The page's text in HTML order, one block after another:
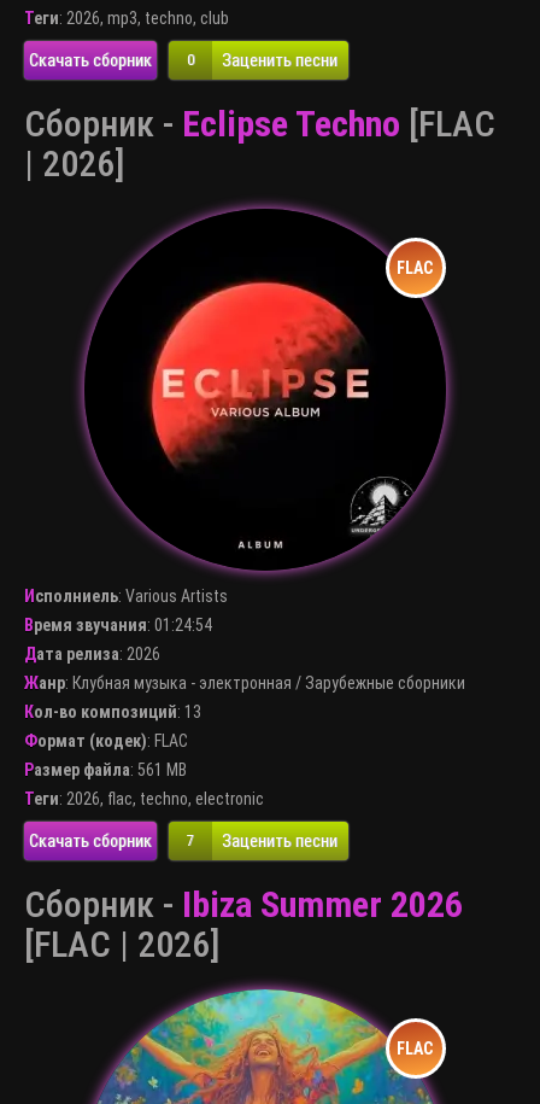
Теги: 2026, mp3, techno, club
Скачать сборник 0 Заценить песни
Сборник - Eclipse Techno [FLAC
| 2026]
Исполниель: Various Artists
Время звучания: 01:24:54
Дата релиза: 2026
Жанр: Клубная музыка - электронная / Зарубежные сборники
Кол-во композиций: 13
Формат (кодек): FLAC
Размер файла: 561 MB
Теги: 2026, flac, techno, electronic
Скачать сборник 7 Заценить песни
Сборник - Ibiza Summer 2026
[FLAC | 2026]